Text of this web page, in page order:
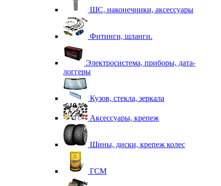
ШС, наконечники, аксессуары
Фитинги, шланги.
Электросистема, приборы, дата-
логгеры
Кузов, стекла, зеркала
Аксессуары, крепеж
Шины, диски, крепеж колес
ГСМ